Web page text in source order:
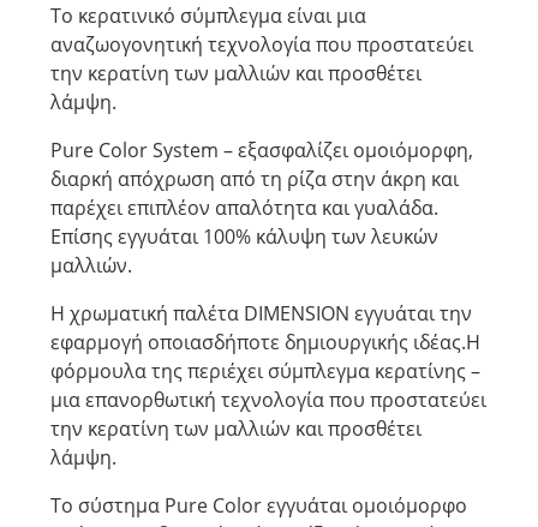
Το κερατινικό σύμπλεγμα είναι μια
αναζωογονητική τεχνολογία που προστατεύει
την κερατίνη των μαλλιών και προσθέτει
λάμψη.
Pure Color System – εξασφαλίζει ομοιόμορφη,
διαρκή απόχρωση από τη ρίζα στην άκρη και
παρέχει επιπλέον απαλότητα και γυαλάδα.
Επίσης εγγυάται 100% κάλυψη των λευκών
μαλλιών.
Η χρωματική παλέτα DIMENSION εγγυάται την
εφαρμογή οποιασδήποτε δημιουργικής ιδέας.Η
φόρμουλα της περιέχει σύμπλεγμα κερατίνης –
μια επανορθωτική τεχνολογία που προστατεύει
την κερατίνη των μαλλιών και προσθέτει
λάμψη.
Το σύστημα Pure Color εγγυάται ομοιόμορφο